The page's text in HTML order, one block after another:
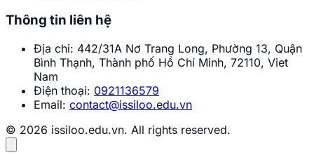
Thông tin liên hệ
Địa chỉ: 442/31A Nơ Trang Long, Phường 13, Quận
Bình Thạnh, Thành phố Hồ Chí Minh, 72110, Viet
Nam
Điện thoại: 0921136579
Email: contact@issiloo.edu.vn
© 2026 issiloo.edu.vn. All rights reserved.